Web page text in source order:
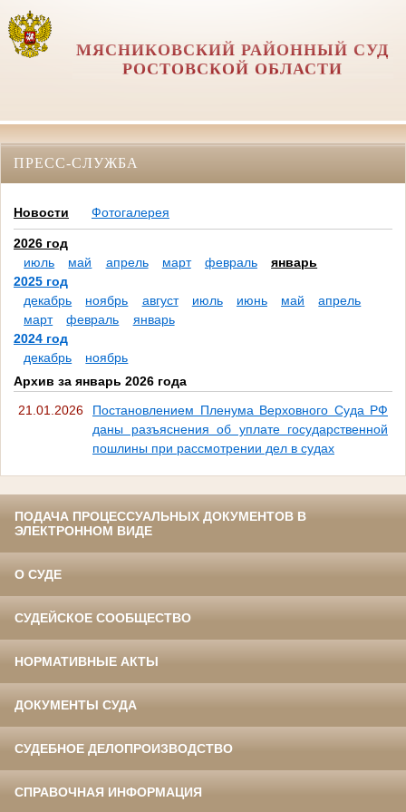
МЯСНИКОВСКИЙ РАЙОННЫЙ СУД
РОСТОВСКОЙ ОБЛАСТИ
ПРЕСС-СЛУЖБА
Новости Фотогалерея
2026 год
июль
май апрель март февраль
январь
2025 год
декабрь
ноябрь август июль июнь май
апрель
март
февраль
январь
2024 год
декабрь
ноябрь
Архив за январь 2026 года
21.01.2026
Постановлением Пленума Верховного Суда РФ
даны разъяснения об уплате государственной
пошлины при рассмотрении дел в судах
ПОДАЧА ПРОЦЕССУАЛЬНЫХ ДОКУМЕНТОВ В
ЭЛЕКТРОННОМ ВИДЕ
О СУДЕ
СУДЕЙСКОЕ СООБЩЕСТВО
НОРМАТИВНЫЕ АКТЫ
ДОКУМЕНТЫ СУДА
СУДЕБНОЕ ДЕЛОПРОИЗВОДСТВО
СПРАВОЧНАЯ ИНФОРМАЦИЯ